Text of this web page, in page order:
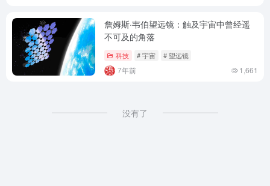
詹姆斯·韦伯望远镜：触及宇宙中曾经遥
不可及的角落
科技 # 宇宙 # 望远镜
7年前 1,661
没有了